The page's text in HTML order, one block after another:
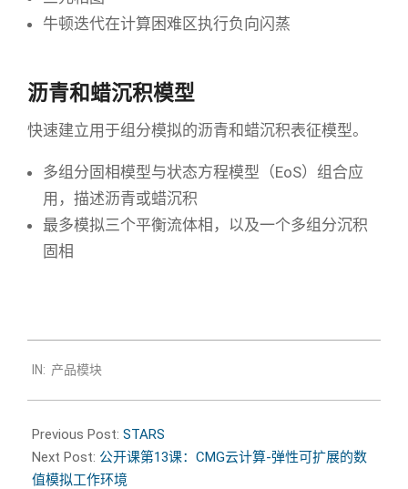
牛顿迭代在计算困难区执行负向闪蒸
沥青和蜡沉积模型
快速建立用于组分模拟的沥青和蜡沉积表征模型。
多组分固相模型与状态方程模型（EoS）组合应
用，描述沥青或蜡沉积
最多模拟三个平衡流体相，以及一个多组分沉积
固相
02-
26
IN: 产品模块
Previous Post: STARS
Next Post: 公开课第13课：CMG云计算-弹性可扩展的数
值模拟工作环境